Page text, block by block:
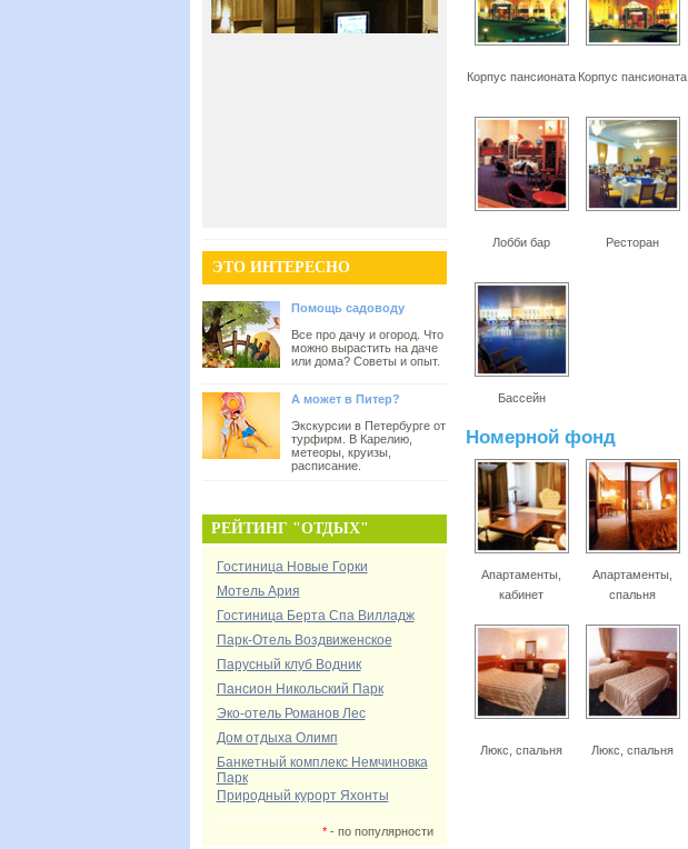
ЭТО ИНТЕРЕСНО
Помощь садоводу
Все про дачу и огород. Что
можно вырастить на даче
или дома? Советы и опыт.
А может в Питер?
Экскурсии в Петербурге от
турфирм. В Карелию,
метеоры, круизы,
расписание.
РЕЙТИНГ "ОТДЫХ"
Гостиница Новые Горки
Мотель Ария
Гостиница Берта Спа Вилладж
Парк-Отель Воздвиженское
Парусный клуб Водник
Пансион Никольский Парк
Эко-отель Романов Лес
Дом отдыха Олимп
Банкетный комплекс Немчиновка
Парк
Природный курорт Яхонты
*- по популярности
Корпус пансионата Корпус пансионата
Лобби бар Ресторан
Бассейн
Номерной фонд
Апартаменты,
кабинет
Апартаменты,
спальня
Люкс, спальня Люкс, спальня